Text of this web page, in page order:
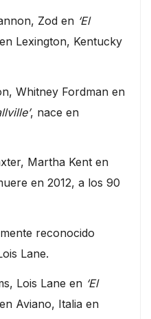
Zod en ‘El
Lexington, Kentucky
Whitney Fordman en
, nace en
Martha Kent en
en 2012, a los 90
reconocido
Lane.
Lois Lane en ‘El
Aviano, Italia en